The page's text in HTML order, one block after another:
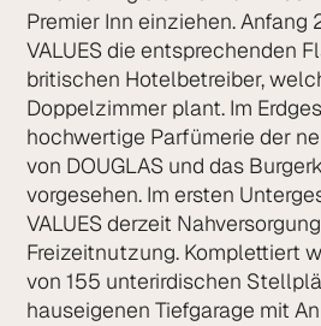
Premier Inn einziehen. Anfang
VALUES die entsprechenden
britischen Hotelbetreiber,
Doppelzimmer plant. Im
hochwertige Parfümerie der
von DOUGLAS und das
vorgesehen. Im ersten
VALUES derzeit
Freizeitnutzung. Komplettiert
von 155 unterirdischen
hauseigenen Tiefgarage mit